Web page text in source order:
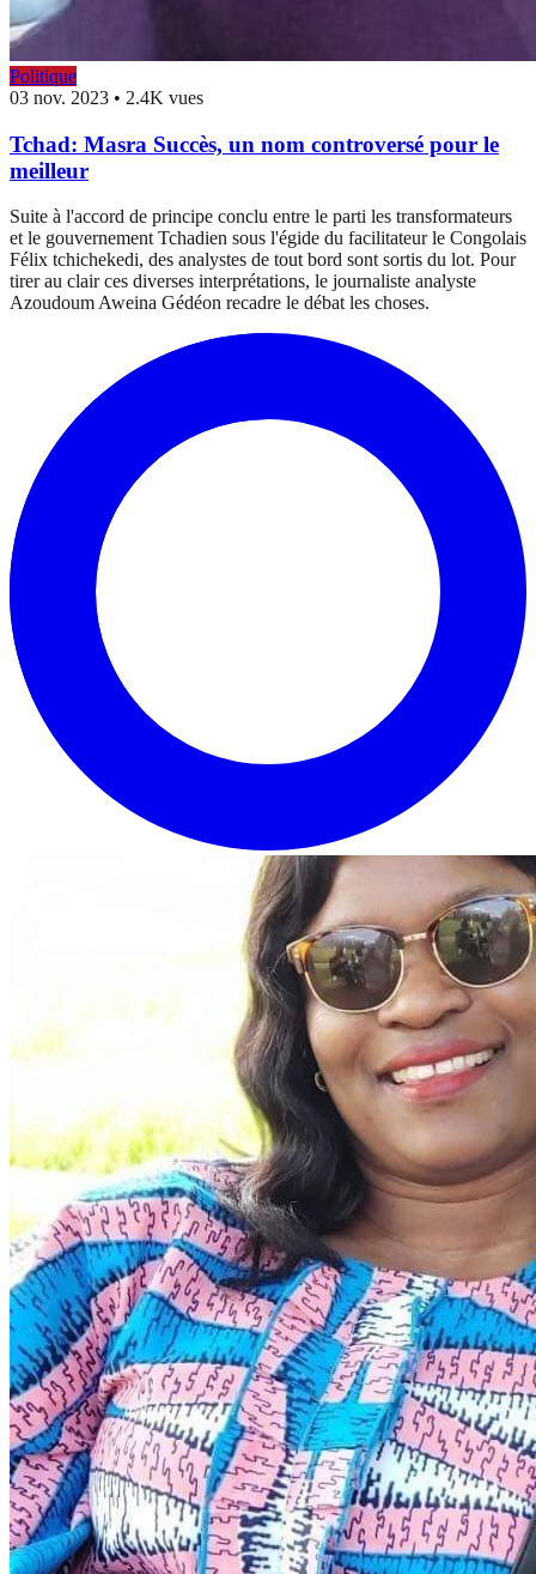
Politique
03 nov. 2023 • 2.4K vues
Tchad: Masra Succès, un nom controversé pour le
meilleur
Suite à l'accord de principe conclu entre le parti les transformateurs
et le gouvernement Tchadien sous l'égide du facilitateur le Congolais
Félix tchichekedi, des analystes de tout bord sont sortis du lot. Pour
tirer au clair ces diverses interprétations, le journaliste analyste
Azoudoum Aweina Gédéon recadre le débat les choses.